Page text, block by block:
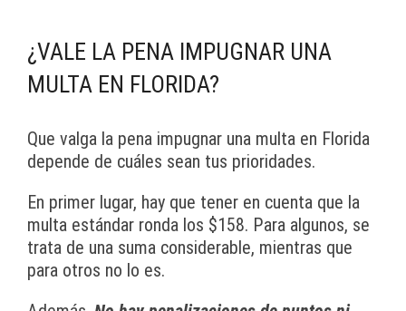
¿VALE LA PENA IMPUGNAR UNA
MULTA EN FLORIDA?
Que valga la pena impugnar una multa en Florida
depende de cuáles sean tus prioridades.
En primer lugar, hay que tener en cuenta que la
multa estándar ronda los $158. Para algunos, se
trata de una suma considerable, mientras que
para otros no lo es.